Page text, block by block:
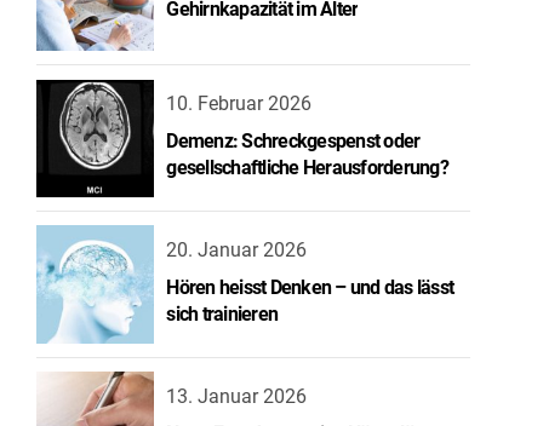
Gehirnkapazität im Alter
10. Februar 2026
Demenz: Schreckgespenst oder
gesellschaftliche Herausforderung?
20. Januar 2026
Hören heisst Denken – und das lässt
sich trainieren
13. Januar 2026